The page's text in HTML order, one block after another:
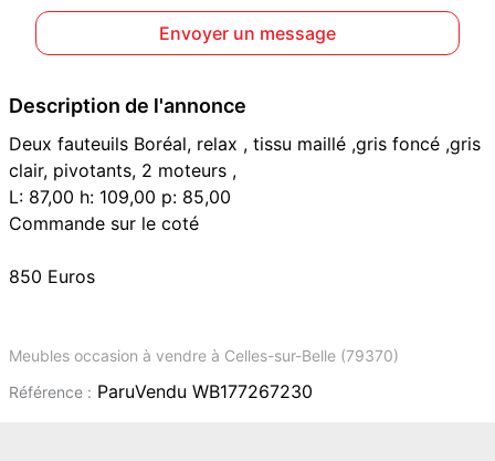
Envoyer un message
Description de l'annonce
Deux fauteuils Boréal, relax , tissu maillé ,gris foncé ,gris
clair, pivotants, 2 moteurs ,
L: 87,00 h: 109,00 p: 85,00
Commande sur le coté
850 Euros
Meubles occasion à vendre à Celles-sur-Belle (79370)
Référence : ParuVendu WB177267230